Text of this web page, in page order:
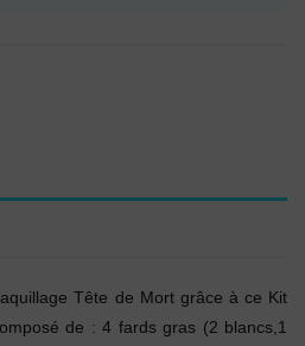
Tête de Mort grâce à ce Kit
de : 4 fards gras (2 blancs,1